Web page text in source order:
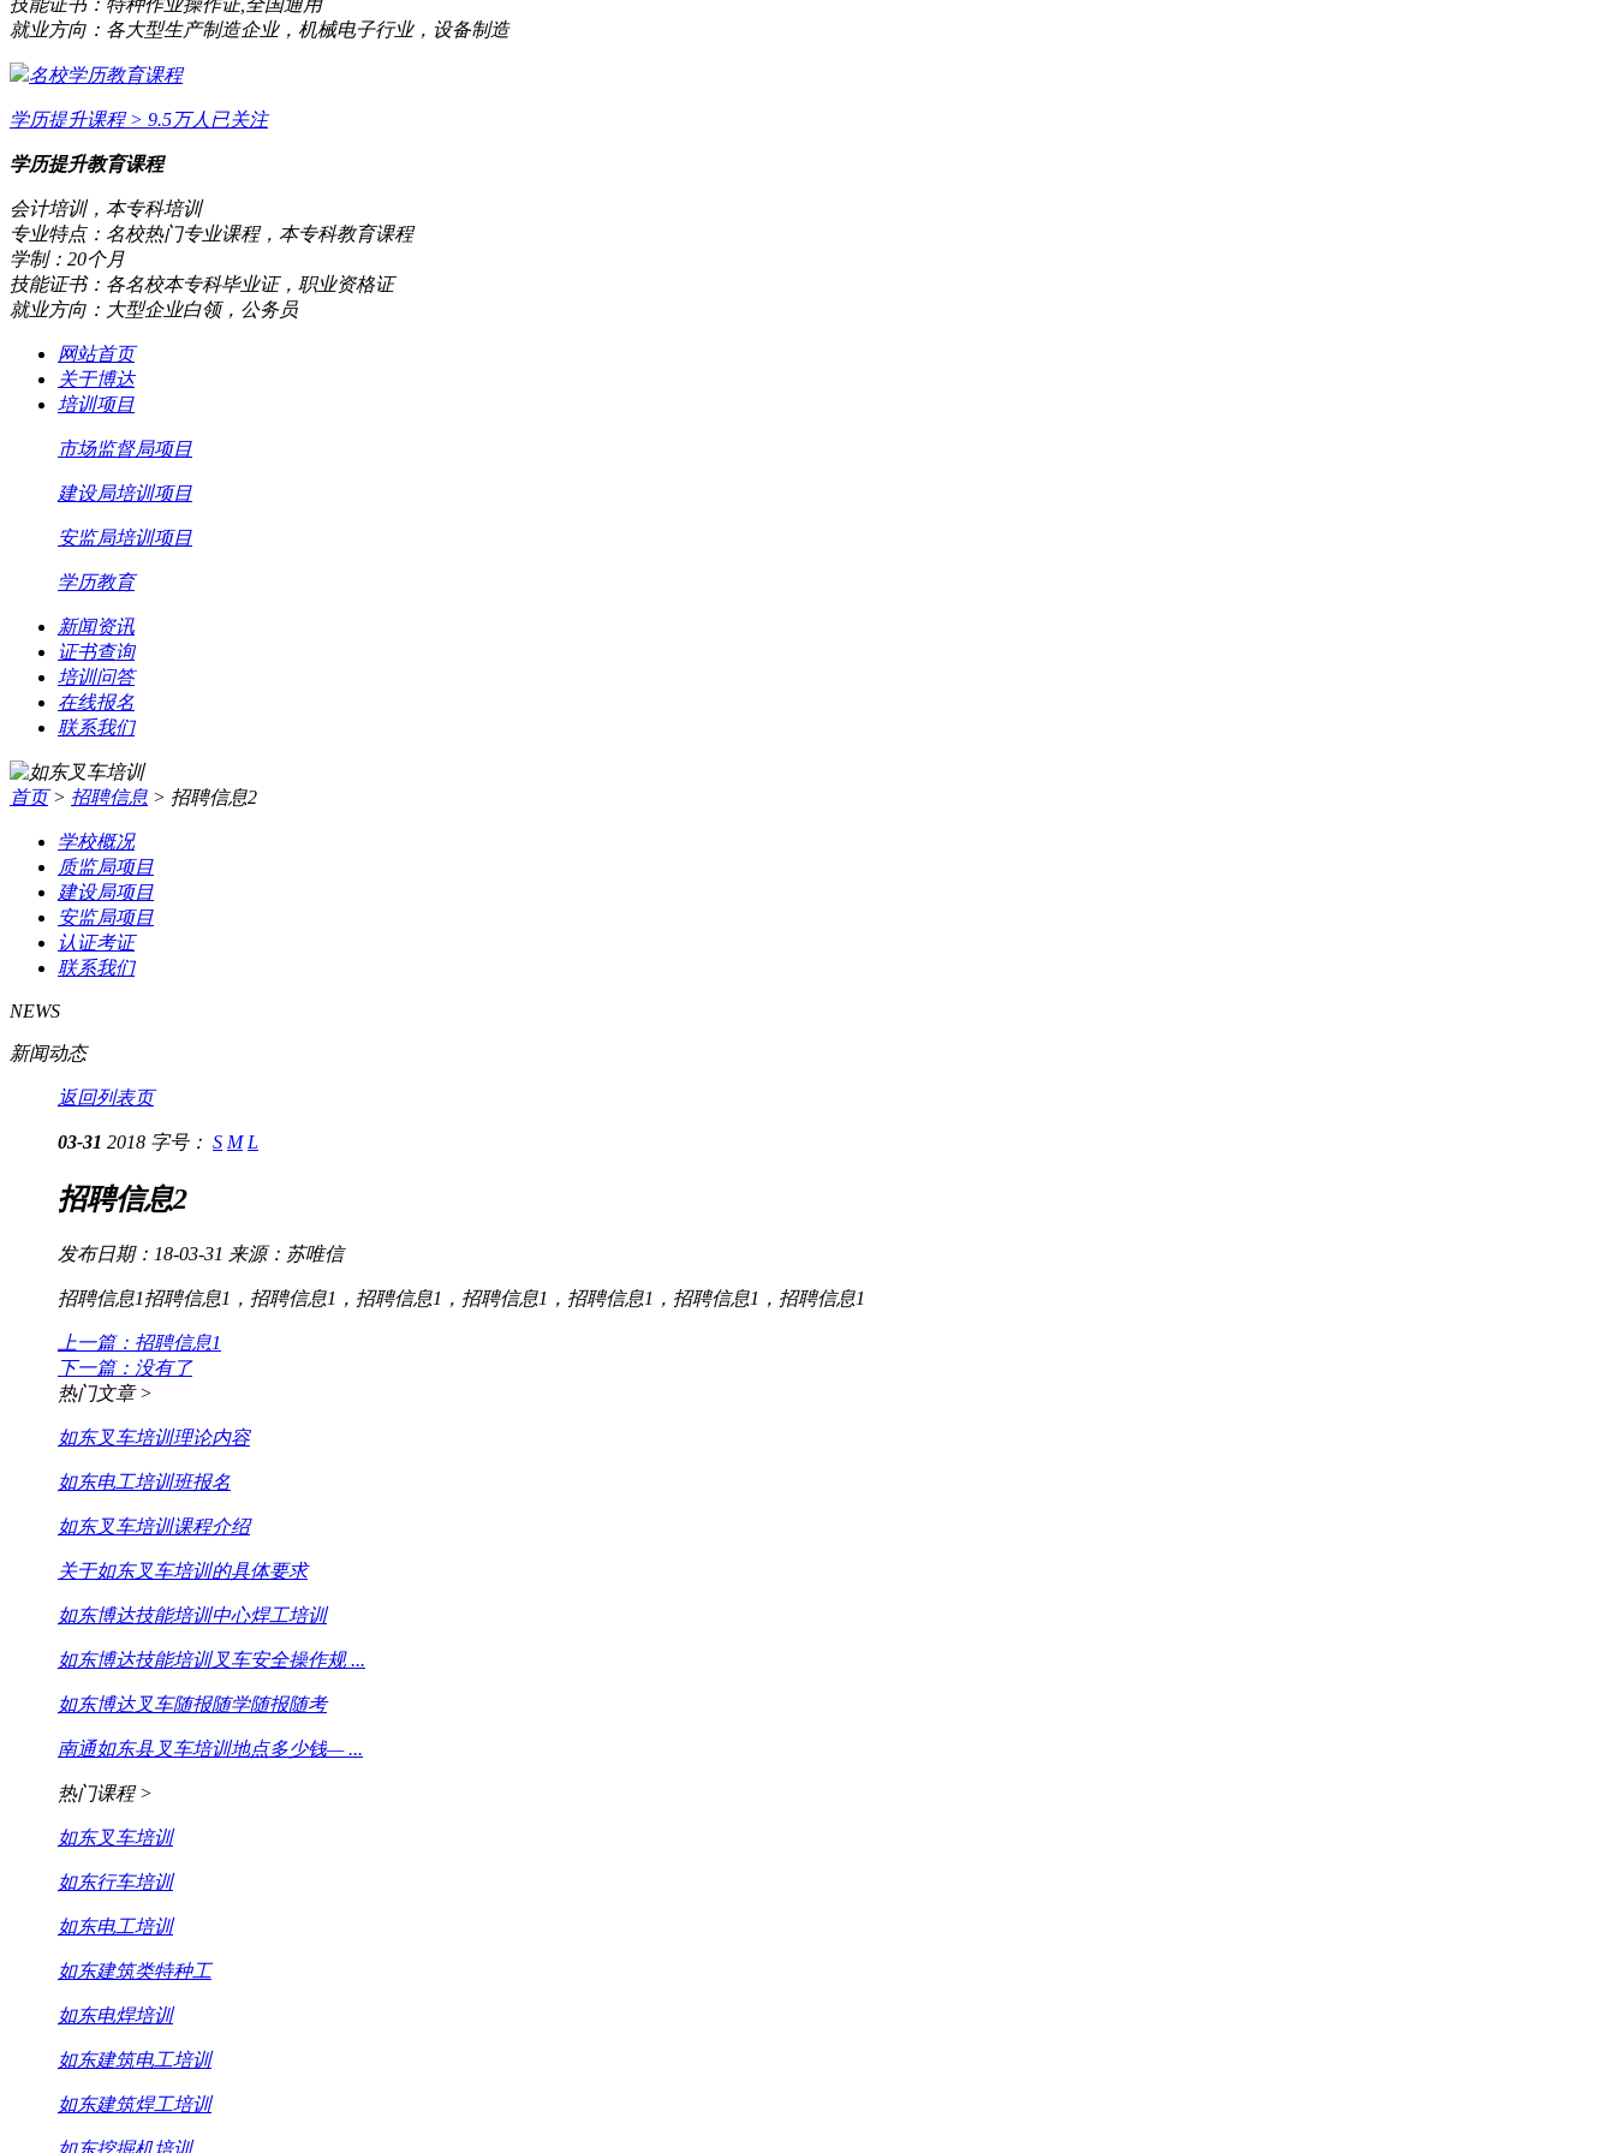
技能证书： 特种作业操作证,全国通用
就业方向： 各大型生产制造企业，机械电子行业，设备制造
名校学历教育课程
学历提升课程> 9.5万人已关注
学历提升教育课程
会计培训，本专科培训
专业特点： 名校热门专业课程，本专科教育课程
学制： 20个月
技能证书： 各名校本专科毕业证，职业资格证
就业方向： 大型企业白领，公务员
网站首页
关于博达
培训项目
市场监督局项目
建设局培训项目
安监局培训项目
学历教育
新闻资讯
证书查询
培训问答
在线报名
联系我们
首页 > 招聘信息 > 招聘信息2
学校概况
质监局项目
建设局项目
安监局项目
认证考证
联系我们
NEWS
新闻动态
返回列表页
03-31 2018 字号： S M L
招聘信息2
发布日期：18-03-31 来源：苏唯信
招聘信息1招聘信息1，招聘信息1，招聘信息1，招聘信息1，招聘信息1，招聘信息1，招聘信息1
上一篇：招聘信息1
下一篇：没有了
热门文章 >
如东叉车培训理论内容
如东电工培训班报名
如东叉车培训课程介绍
关于如东叉车培训的具体要求
如东博达技能培训中心焊工培训
如东博达技能培训叉车安全操作规 ...
如东博达叉车随报随学随报随考
南通如东县叉车培训地点多少钱— ...
热门课程 >
如东叉车培训
如东行车培训
如东电工培训
如东建筑类特种工
如东电焊培训
如东建筑电工培训
如东建筑焊工培训
如东挖掘机培训